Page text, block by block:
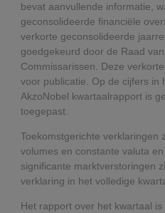
bevat aanvullende informatie,
geconsolideerde financiële
verkorte geconsolideerde
goedgekeurd door de Raad
Commissarissen. Deze
voor publicatie. Op de cijfers in
AkzoNobel kwartaalrapport is
toegepast.
Toekomstgerichte verklaringen
volumes en constante valuta
significante marktverstoringen
verklaring in het volledige
Het rapport over het kwartaal